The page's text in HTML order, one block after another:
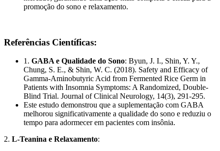
promoção do sono e relaxamento.
Referências Científicas:
1. GABA e Qualidade do Sono: Byun, J. I., Shin, Y. Y.,
Chung, S. E., & Shin, W. C. (2018). Safety and Efficacy of
Gamma-Aminobutyric Acid from Fermented Rice Germ in
Patients with Insomnia Symptoms: A Randomized, Double-
Blind Trial. Journal of Clinical Neurology, 14(3), 291-295.
Este estudo demonstrou que a suplementação com GABA
melhorou significativamente a qualidade do sono e reduziu o
tempo para adormecer em pacientes com insônia.
2. L-Teanina e Relaxamento: